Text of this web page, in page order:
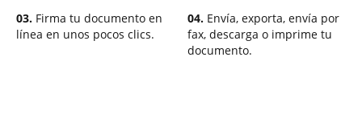
03. Firma tu documento en
línea en unos pocos clics.
04. Envía, exporta, envía por
fax, descarga o imprime tu
documento.